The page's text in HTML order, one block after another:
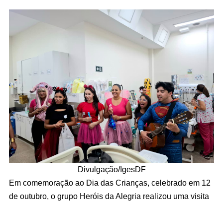
Divulgação/IgesDF
Em comemoração ao Dia das Crianças, celebrado em 12
de outubro, o grupo Heróis da Alegria realizou uma visita